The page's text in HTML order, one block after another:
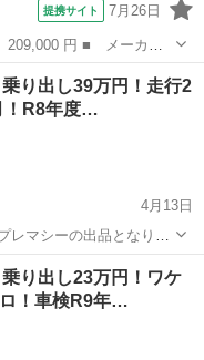
提携サイト 7月26日
レード名： ２０Ｃ
アＢ バックモニター
り出し39万円！走行2
！R8年度…
4月13日
レマシーの出品となりま
車両
り出し23万円！ワケ
！車検R9年…